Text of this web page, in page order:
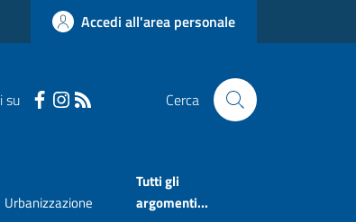
Accedi all'area personale
su Cerca
Urbanizzazione
Tutti gli
argomenti...